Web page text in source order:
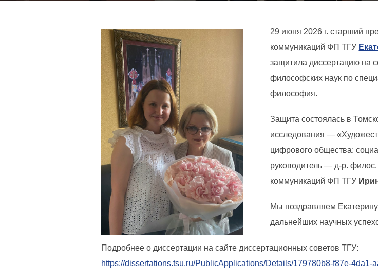
29 июня 2026 г. старший
коммуникаций ФП ТГУ
защитила диссертацию на
философских наук по
философия.
Защита состоялась в
исследования —
цифрового общества:
руководитель — д-р.
коммуникаций ФП ТГУ
Мы поздравляем
дальнейших научных
Подробнее о диссертации на сайте диссертационных советов ТГУ:
https://dissertations.tsu.ru/PublicApplications/Details/179780b8-f87e-4da1-